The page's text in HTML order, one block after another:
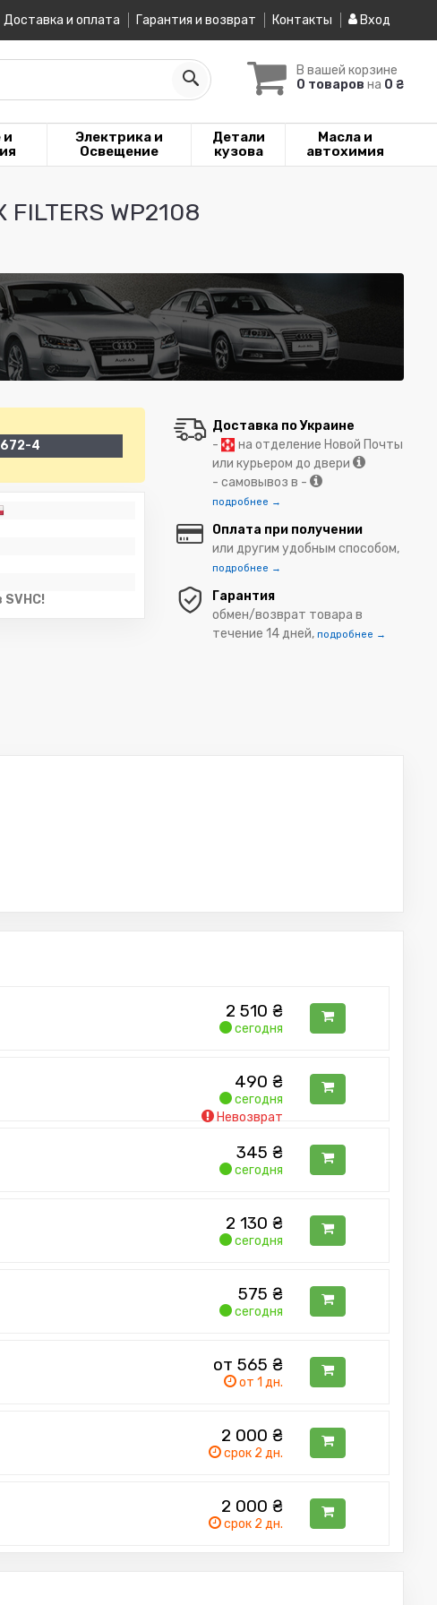
Доставка и оплата Гарантия и возврат Контакты Вход
В вашей корзине
0 товаров на 0 ₴
и
Электрика и
Освещение
Детали
кузова
Масла и
автохимия
WP2108
4
Доставка по Украине
-
на отделение Новой Почты
или курьером до двери
- самовывоз в -
подробнее →
Оплата при получении
или другим удобным способом,
подробнее →
Гарантия
обмен/возврат товара в
течение 14 дней,подробнее →
2 510 ₴
сегодня
490 ₴
сегодня
Невозврат
345 ₴
сегодня
2 130 ₴
сегодня
575 ₴
сегодня
от 565 ₴
от 1 дн.
2 000 ₴
срок 2 дн.
2 000 ₴
срок 2 дн.